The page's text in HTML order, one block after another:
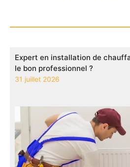
Expert en installation de
le bon professionnel ?
31 juillet 2026